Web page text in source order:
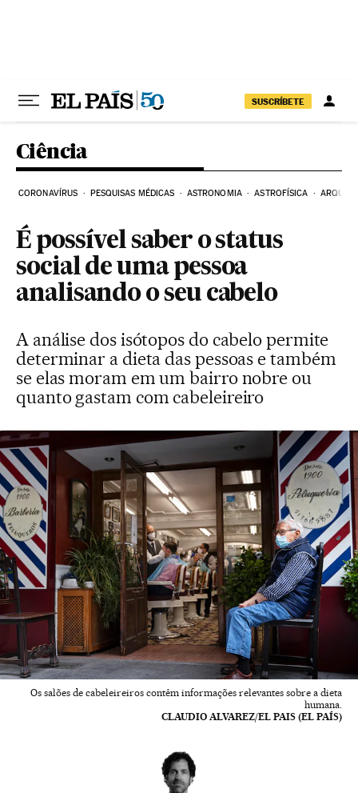
SUSCRÍBETE
Ciência
CORONAVÍRUS PESQUISAS MÉDICAS ASTRONOMIA ASTROFÍSICA
É possível saber o status
social de uma pessoa
analisando o seu cabelo
A análise dos isótopos do cabelo permite
determinar a dieta das pessoas e também
se elas moram em um bairro nobre ou
quanto gastam com cabeleireiro
Os salões de cabeleireiros contêm informações relevantes sobre a dieta
humana.
CLAUDIO ALVAREZ/EL PAIS (EL PAÍS)